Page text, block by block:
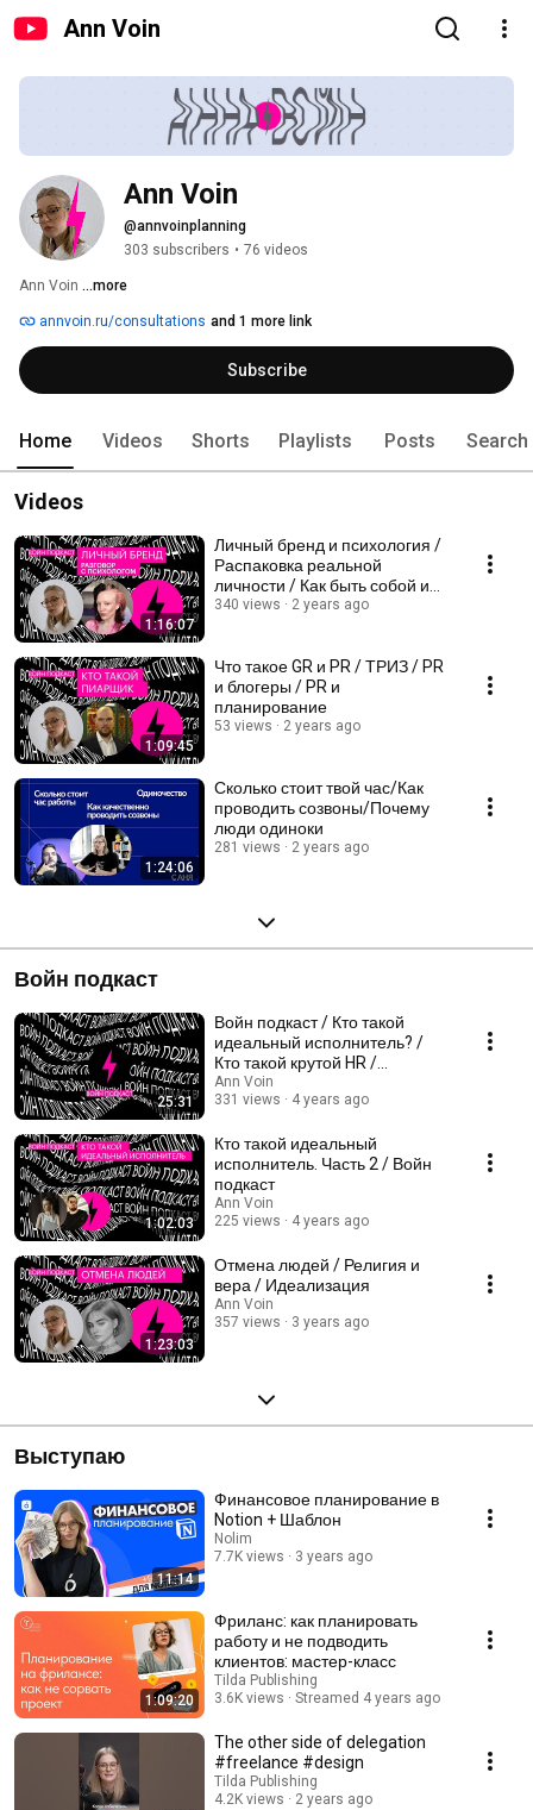
Ann Voin
Ann Voin
@annvoinplanning
303 subscribers • 76 videos
Ann Voin ...more
annvoin.ru/consultations and 1 more link
Subscribe
Home Videos Shorts Playlists Posts Search
Videos
1:16:07
Личный бренд и психология /
Распаковка реальной
личности / Как быть собой и
зарабатывать
340 views 2 years ago
1:09:45
Что такое GR и PR / ТРИЗ / PR
и блогеры / PR и
планирование
53 views 2 years ago
1:24:06
Сколько стоит твой час/Как
проводить созвоны/Почему
люди одиноки
281 views 2 years ago
Войн подкаст
25:31
Войн подкаст / Кто такой
идеальный исполнитель? /
Кто такой крутой HR /
Пилотный выпуск
Ann Voin
331 views
4 years ago
1:02:03
Кто такой идеальный
исполнитель. Часть 2 / Войн
подкаст
Ann Voin
225 views
4 years ago
1:23:03
Отмена людей / Религия и
вера / Идеализация
Ann Voin
357 views
3 years ago
Выступаю
11:14
Финансовое планирование в
Notion + Шаблон
Nolim
7.7K views
3 years ago
1:09:20
Фриланс: как планировать
работу и не подводить
клиентов: мастер-класс
Tilda Publishing
3.6K views
Streamed 4 years ago
The other side of delegation
#freelance #design
Tilda Publishing
4.2K views
2 years ago